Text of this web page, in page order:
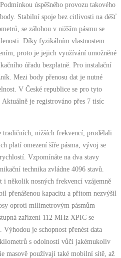
úspěšného provozu takového
Stabilní spoje bez citlivosti na déšť
se zálohou v nižším pásmu se
Díky fyzikálním vlastnostem
proto je jejich využívání umožněné
úřadu bezplatně. Pro instalační
Mezi body přenosu dat je nutné
V České republice se pro tyto
je registrováno přes 7 tisíc
tradičních, nižších frekvencí, prodělali
platí omezení šíře pásma, vývoj se
Vzpomínáte na dva stavy
technika zvládne 4096 stavů.
několik nosných frekvencí vzájemně
přenášenou kapacitu a přitom nezvýšil
oproti milimetrovým pásmům
zařízení 112 MHz XPIC se
Výhodou je schopnost přenést data
s odolností vůči jakémukoliv
masově používají také mobilní sítě, až